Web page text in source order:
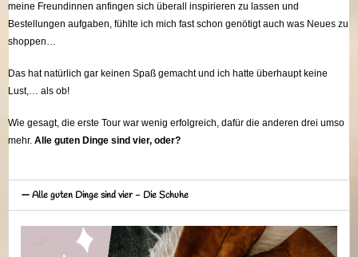
meine Freundinnen anfingen sich überall inspirieren zu lassen und
Bestellungen aufgaben, fühlte ich mich fast schon genötigt auch was Neues zu
shoppen…
Das hat natürlich gar keinen Spaß gemacht und ich hatte überhaupt keine
Lust,… als ob!
Wie gesagt, die erste Tour war wenig erfolgreich, dafür die anderen drei umso
mehr. Alle guten Dinge sind vier, oder?
Alle guten Dinge sind vier - Die Schuhe